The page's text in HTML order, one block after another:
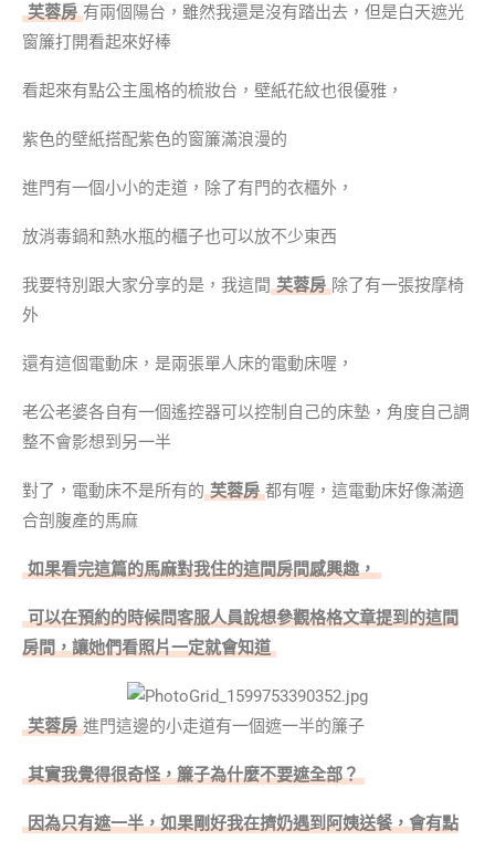
芙蓉房 有兩個陽台，雖然我還是沒有踏出去，但是白天遮光
窗簾打開看起來好棒
看起來有點公主風格的梳妝台，壁紙花紋也很優雅，
紫色的壁紙搭配紫色的窗簾滿浪漫的
進門有一個小小的走道，除了有門的衣櫃外，
放消毒鍋和熱水瓶的櫃子也可以放不少東西
我要特別跟大家分享的是，我這間 芙蓉房 除了有一張按摩椅
外
還有這個電動床，是兩張單人床的電動床喔，
老公老婆各自有一個遙控器可以控制自己的床墊，角度自己調
整不會影想到另一半
對了，電動床不是所有的 芙蓉房 都有喔，這電動床好像滿適
合剖腹產的馬麻
如果看完這篇的馬麻對我住的這間房間感興趣，
可以在預約的時候問客服人員說想參觀格格文章提到的這間
房間，讓她們看照片一定就會知道
芙蓉房 進門這邊的小走道有一個遮一半的簾子
其實我覺得很奇怪，簾子為什麼不要遮全部？
因為只有遮一半，如果剛好我在擠奶遇到阿姨送餐，會有點